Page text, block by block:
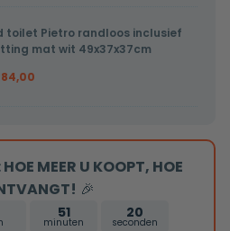
toilet Pietro randloos inclusief
mat wit 49x37x37cm
MEER U KOOPT, HOE
🎉
51
minuten
19
seconden